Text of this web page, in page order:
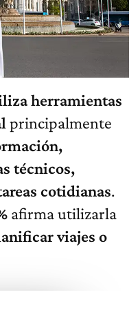
herramientas
principalmente
técnicos,
cotidianas.
afirma utilizarla
viajes o